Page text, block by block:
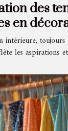
des
en
intérieure,
les aspirations